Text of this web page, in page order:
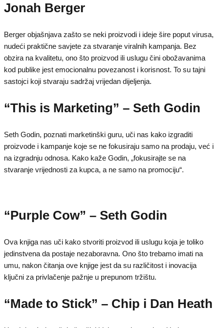
Jonah Berger
Berger objašnjava zašto se neki proizvodi i ideje šire poput virusa,
nudeći praktične savjete za stvaranje viralnih kampanja. Bez
obzira na kvalitetu, ono što proizvod ili uslugu čini obožavanima
kod publike jest emocionalnu povezanost i korisnost. To su tajni
sastojci koji stvaraju sadržaj vrijedan dijeljenja.
“This is Marketing” – Seth Godin
Seth Godin, poznati marketinški guru, uči nas kako izgraditi
proizvode i kampanje koje se ne fokusiraju samo na prodaju, već i
na izgradnju odnosa. Kako kaže Godin, „fokusirajte se na
stvaranje vrijednosti za kupca, a ne samo na promociju“.
“Purple Cow” – Seth Godin
Ova knjiga nas uči kako stvoriti proizvod ili uslugu koja je toliko
jedinstvena da postaje nezaboravna. Ono što trebamo imati na
umu, nakon čitanja ove knjige jest da su različitost i inovacija
ključni za privlačenje pažnje u prepunom tržištu.
“Made to Stick” – Chip i Dan Heath